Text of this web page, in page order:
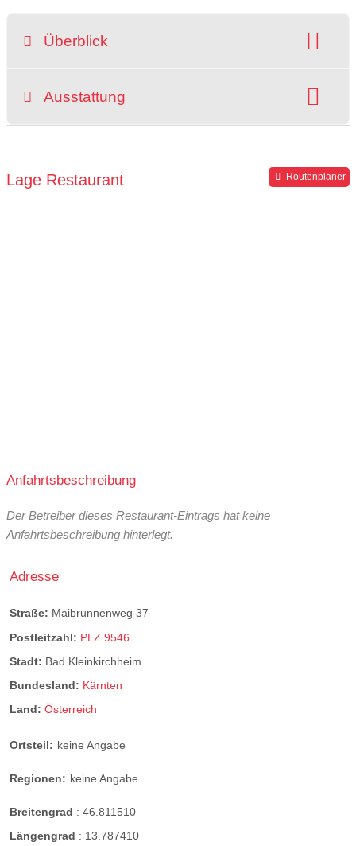
Überblick
Ausstattung
Lage Restaurant Routenplaner
Anfahrtsbeschreibung
Der Betreiber dieses Restaurant-Eintrags hat keine
Anfahrtsbeschreibung hinterlegt.
Adresse
Straße: Maibrunnenweg 37
Postleitzahl: PLZ 9546
Stadt: Bad Kleinkirchheim
Bundesland: Kärnten
Land: Österreich
Ortsteil: keine Angabe
Regionen: keine Angabe
Breitengrad : 46.811510
Längengrad : 13.787410